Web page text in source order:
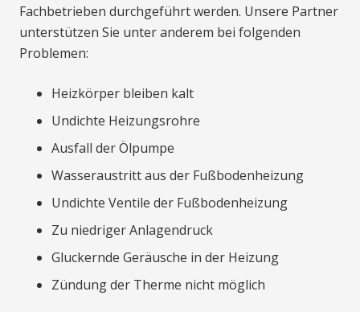
Fachbetrieben durchgeführt werden. Unsere Partner
unterstützen Sie unter anderem bei folgenden
Problemen:
Heizkörper bleiben kalt
Undichte Heizungsrohre
Ausfall der Ölpumpe
Wasseraustritt aus der Fußbodenheizung
Undichte Ventile der Fußbodenheizung
Zu niedriger Anlagendruck
Gluckernde Geräusche in der Heizung
Zündung der Therme nicht möglich